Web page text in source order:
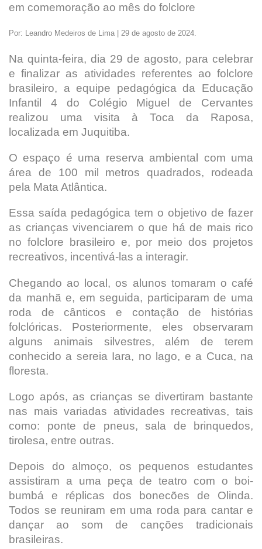
em comemoração ao mês do folclore
Por: Leandro Medeiros de Lima | 29 de agosto de 2024.
Na quinta-feira, dia 29 de agosto, para celebrar
e finalizar as atividades referentes ao folclore
brasileiro, a equipe pedagógica da Educação
Infantil 4 do Colégio Miguel de Cervantes
realizou uma visita à Toca da Raposa,
localizada em Juquitiba.
O espaço é uma reserva ambiental com uma
área de 100 mil metros quadrados, rodeada
pela Mata Atlântica.
Essa saída pedagógica tem o objetivo de fazer
as crianças vivenciarem o que há de mais rico
no folclore brasileiro e, por meio dos projetos
recreativos, incentivá-las a interagir.
Chegando ao local, os alunos tomaram o café
da manhã e, em seguida, participaram de uma
roda de cânticos e contação de histórias
folclóricas. Posteriormente, eles observaram
alguns animais silvestres, além de terem
conhecido a sereia Iara, no lago, e a Cuca, na
floresta.
Logo após, as crianças se divertiram bastante
nas mais variadas atividades recreativas, tais
como: ponte de pneus, sala de brinquedos,
tirolesa, entre outras.
Depois do almoço, os pequenos estudantes
assistiram a uma peça de teatro com o boi-
bumbá e réplicas dos bonecões de Olinda.
Todos se reuniram em uma roda para cantar e
dançar ao som de canções tradicionais
brasileiras.